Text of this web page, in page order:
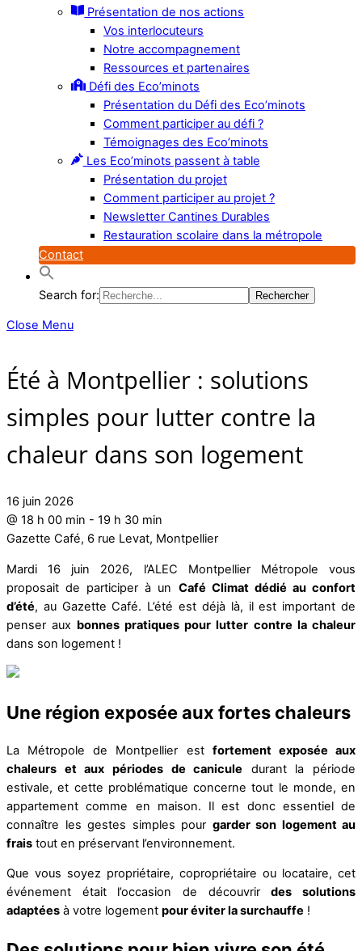
Présentation de nos actions
Vos interlocuteurs
Notre accompagnement
Ressources et partenaires
Défi des Eco’minots
Présentation du Défi des Eco’minots
Comment participer au défi ?
Témoignages des Eco’minots
Les Eco’minots passent à table
Présentation du projet
Comment participer au projet ?
Newsletter Cantines Durables
Restauration scolaire dans la métropole
Contact
Search for:
Close Menu
Été à Montpellier : solutions
simples pour lutter contre la
chaleur dans son logement
16 juin 2026
@ 18 h 00 min - 19 h 30 min
Gazette Café, 6 rue Levat, Montpellier
Mardi 16 juin 2026, l’ALEC Montpellier Métropole vous
proposait de participer à un Café Climat dédié au confort
d’été, au Gazette Café. L’été est déjà là, il est important de
penser aux bonnes pratiques pour lutter contre la chaleur
dans son logement !
Une région exposée aux fortes chaleurs
La Métropole de Montpellier est fortement exposée aux
chaleurs et aux périodes de canicule durant la période
estivale, et cette problématique concerne tout le monde, en
appartement comme en maison. Il est donc essentiel de
connaître les gestes simples pour garder son logement au
frais tout en préservant l’environnement.
Que vous soyez propriétaire, copropriétaire ou locataire, cet
événement était l’occasion de découvrirdes solutions
adaptées à votre logement pour éviter la surchauffe !